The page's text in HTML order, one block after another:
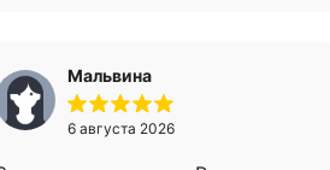
Мальвина
6 августа 2026